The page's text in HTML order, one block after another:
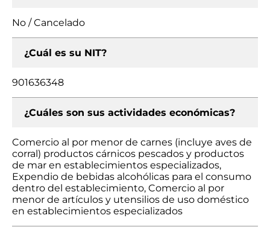
No / Cancelado
¿Cuál es su NIT?
901636348
¿Cuáles son sus actividades económicas?
Comercio al por menor de carnes (incluye aves de
corral) productos cárnicos pescados y productos
de mar en establecimientos especializados,
Expendio de bebidas alcohólicas para el consumo
dentro del establecimiento, Comercio al por
menor de artículos y utensilios de uso doméstico
en establecimientos especializados